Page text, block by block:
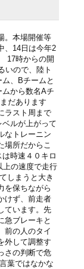
。本場開催等
、14日は今年2
17時からの開
いので、陸ト
、Bチームと
から数名Aチ
だあります
ラスト周まで
ルが上がって
なトレーニン
場所だからこ
時速４０キロ
上の速度で走行
しまうと大き
を保ちながら
けず、前走者
ています。先
急ブレーキと
前の人のタイ
外して調整す
さの判断で危
葉ではなかな